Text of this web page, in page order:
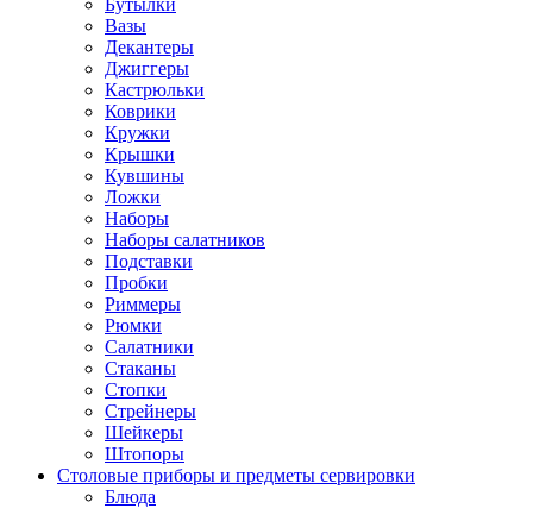
Бутылки
Вазы
Декантеры
Джиггеры
Кастрюльки
Коврики
Кружки
Крышки
Кувшины
Ложки
Наборы
Наборы салатников
Подставки
Пробки
Риммеры
Рюмки
Салатники
Стаканы
Стопки
Стрейнеры
Шейкеры
Штопоры
Столовые приборы и предметы сервировки
Блюда